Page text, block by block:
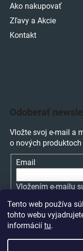
Tento web používa
tohto webu
informácií tu.
Ako nakupovať
Zľavy a Akcie
Kontakt
Odoberať
Vložte svoj e-mail a
o nových
Email
Vložením e-mailu
PRIHLÁSIŤ SA